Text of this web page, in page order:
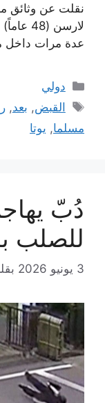
نقلت عن وثائق
عدة مرات داخل
التصنيفات
دولي
الوسوم
القبض, بعد,
مسلما, يوتا
دُبّ
للصلب
3 يونيو 2026